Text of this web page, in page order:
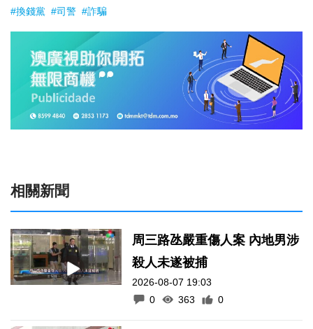
#換錢黨 #司警 #詐騙
相關新聞
周三路氹嚴重傷人案 內地男涉
殺人未遂被捕
2026-08-07 19:03
0
363 0